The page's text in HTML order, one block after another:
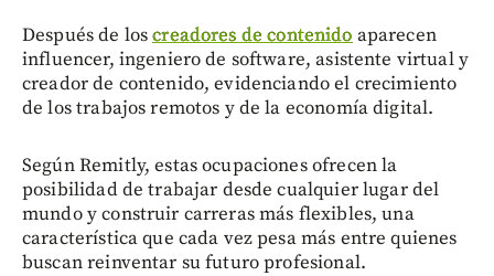
Después de loscreadores de contenido aparecen
influencer, ingeniero de software, asistente virtual y
creador de contenido, evidenciando el crecimiento
de los trabajos remotos y de la economía digital.
Según Remitly, estas ocupaciones ofrecen la
posibilidad de trabajar desde cualquier lugar del
mundo y construir carreras más flexibles, una
característica que cada vez pesa más entre quienes
buscan reinventar su futuro profesional.